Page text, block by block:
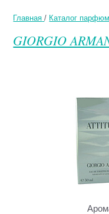
Главная / Каталог
GIORGIO